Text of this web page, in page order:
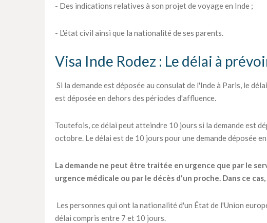
- Des indications relatives à son projet de voyage en Inde ;
- L'état civil ainsi que la nationalité de ses parents.
Visa Inde Rodez : Le délai à
Si la demande est déposée au consulat de l'Inde à Paris, le
est déposée en dehors des périodes d'affluence.
Toutefois, ce délai peut atteindre 10 jours si la demande est
octobre. Le délai est de 10 jours pour une demande déposée
La demande ne peut être traitée en urgence que par le
urgence médicale ou par le décès d'un proche. Dans ce
Les personnes qui ont la nationalité d'un État de l'Union
délai compris entre 7 et 10 jours.